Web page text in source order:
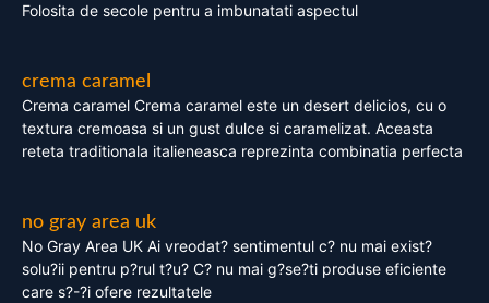
Folosita de secole pentru a imbunatati aspectul
crema caramel
Crema caramel Crema caramel este un desert delicios, cu o
textura cremoasa si un gust dulce si caramelizat. Aceasta
reteta traditionala italieneasca reprezinta combinatia perfecta
no gray area uk
No Gray Area UK Ai vreodat? sentimentul c? nu mai exist?
solu?ii pentru p?rul t?u? C? nu mai g?se?ti produse eficiente
care s?-?i ofere rezultatele